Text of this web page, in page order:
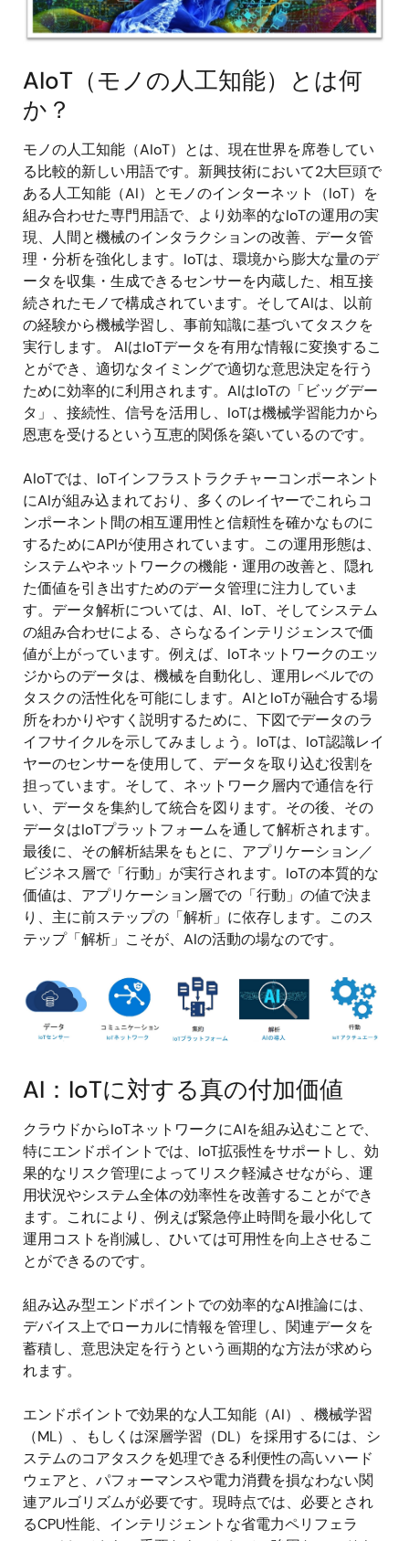
AIoT（モノの人工知能）とは何
か？
モノの人工知能（AIoT）とは、現在世界を席巻してい
る比較的新しい用語です。新興技術において2大巨頭で
ある人工知能（AI）とモノのインターネット（IoT）を
組み合わせた専門用語で、より効率的なIoTの運用の実
現、人間と機械のインタラクションの改善、データ管
理・分析を強化します。IoTは、環境から膨大な量のデ
ータを収集・生成できるセンサーを内蔵した、相互接
続されたモノで構成されています。そしてAIは、以前
の経験から機械学習し、事前知識に基づいてタスクを
実行します。 AIはIoTデータを有用な情報に変換するこ
とができ、適切なタイミングで適切な意思決定を行う
ために効率的に利用されます。AIはIoTの「ビッグデー
タ」、接続性、信号を活用し、IoTは機械学習能力から
恩恵を受けるという互恵的関係を築いているのです。
AIoTでは、IoTインフラストラクチャーコンポーネント
にAIが組み込まれており、多くのレイヤーでこれらコ
ンポーネント間の相互運用性と信頼性を確かなものに
するためにAPIが使用されています。この運用形態は、
システムやネットワークの機能・運用の改善と、隠れ
た価値を引き出すためのデータ管理に注力していま
す。データ解析については、AI、IoT、そしてシステム
の組み合わせによる、さらなるインテリジェンスで価
値が上がっています。例えば、IoTネットワークのエッ
ジからのデータは、機械を自動化し、運用レベルでの
タスクの活性化を可能にします。AIとIoTが融合する場
所をわかりやすく説明するために、下図でデータのラ
イフサイクルを示してみましょう。IoTは、IoT認識レイ
ヤーのセンサーを使用して、データを取り込む役割を
担っています。そして、ネットワーク層内で通信を行
い、データを集約して統合を図ります。その後、その
データはIoTプラットフォームを通して解析されます。
最後に、その解析結果をもとに、アプリケーション／
ビジネス層で「行動」が実行されます。IoTの本質的な
価値は、アプリケーション層での「行動」の値で決ま
り、主に前ステップの「解析」に依存します。このス
テップ「解析」こそが、AIの活動の場なのです。
画
像
AI：IoTに対する真の付加価値
クラウドからIoTネットワークにAIを組み込むことで、
特にエンドポイントでは、IoT拡張性をサポートし、効
果的なリスク管理によってリスク軽減させながら、運
用状況やシステム全体の効率性を改善することができ
ます。これにより、例えば緊急停止時間を最小化して
運用コストを削減し、ひいては可用性を向上させるこ
とができるのです。
組み込み型エンドポイントでの効率的なAI推論には、
デバイス上でローカルに情報を管理し、関連データを
蓄積し、意思決定を行うという画期的な方法が求めら
れます。
エンドポイントで効果的な人工知能（AI）、機械学習
（ML）、もしくは深層学習（DL）を採用するには、シ
ステムのコアタスクを処理できる利便性の高いハード
ウェアと、パフォーマンスや電力消費を損なわない関
連アルゴリズムが必要です。現時点では、必要とされ
るCPU性能、インテリジェントな省電力ペリフェラ